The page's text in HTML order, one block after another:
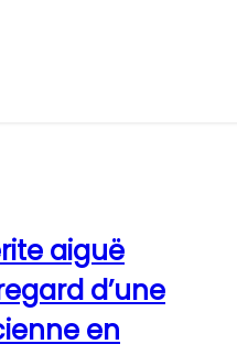
aiguë
d’une
en